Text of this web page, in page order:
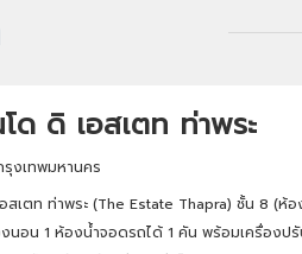
ด ดิ เอสเตท ท่าพระ
งเทพมหานคร
สเตท ท่าพระ (The Estate Thapra) ชั้น 8 (ห้
งนอน 1 ห้องน้ำจอดรถได้ 1 คัน พร้อมเครื่องป